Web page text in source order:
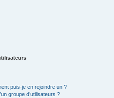
puis-je en rejoindre un ?
groupe d’utilisateurs ?